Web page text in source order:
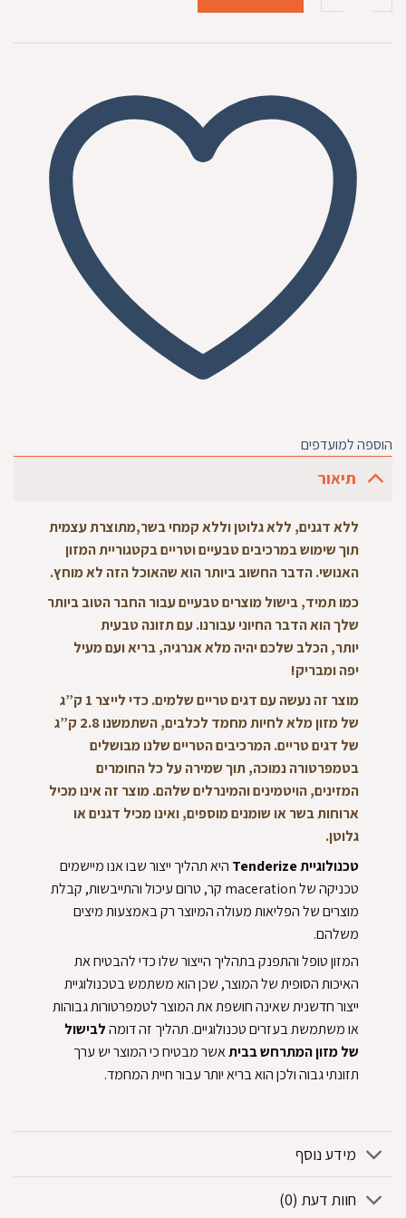
הוספה למועדפים
תיאור
ללא דגנים, ללא גלוטן וללא קמחי בשר,מתוצרת עצמית
תוך שימוש במרכיבים טבעיים וטריים בקטגוריית המזון
האנושי. הדבר החשוב ביותר הואשהאוכל הזה לא מוחץ.
כמו תמיד, בישול מוצרים טבעיים עבור החבר הטוב ביותר
שלך הוא הדבר החיוני עבורנו. עם תזונה טבעית
יותר, הכלב שלכםיהיה מלא אנרגיה, בריא ועם מעיל
יפהומבריק!
מוצר זה נעשה עם דגים טריים שלמים. כדי לייצר 1 ק”ג
של מזון מלא לחיות מחמד לכלבים, השתמשנו 2.8 ק”ג
של דגים טריים. המרכיבים הטריים שלנו מבושלים
בטמפרטורה נמוכה, תוך שמירה על כל החומרים
המזינים, הויטמינים והמינרלים שלהם. מוצר זה אינו מכיל
ארוחות בשר או שומנים מוספים, ואינו מכיל דגנים או
גלוטן.
טכנולוגיית Tenderize
היא תהליך ייצור שבו אנו מיישמים
טכניקה של maceration קר, טרום עיכול והתייבשות, קבלת
מוצרים של הפליאות מעולה המיוצר רק באמצעות מיצים
משלהם.
המזון טופל והתפנק בתהליך הייצור שלו כדי להבטיח את
האיכות הסופית של המוצר, שכן הוא משתמש בטכנולוגיית
ייצור חדשנית שאינה חושפת את המוצר לטמפרטורות גבוהות
או משתמשת בעזרים טכנולוגיים. תהליך זה דומהלבישול
של מזון המתרחש בביתאשר מבטיח כי המוצר יש ערך
תזונתי גבוה ולכן הוא בריא יותר עבור חיית המחמד.
מידע נוסף
חוות דעת (0)